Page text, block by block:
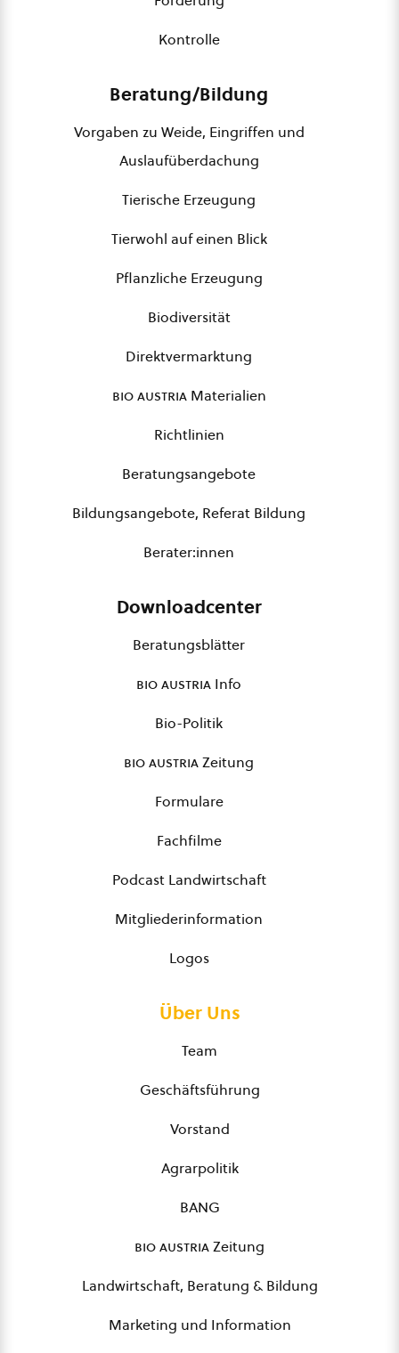
Kontrolle
Beratung/Bildung
Vorgaben zu Weide, Eingriffen und
Auslaufüberdachung
Tierische Erzeugung
Tierwohl auf einen Blick
Pflanzliche Erzeugung
Biodiversität
Direktvermarktung
bio austriaMaterialien
Richtlinien
Beratungsangebote
Bildungsangebote, Referat Bildung
Berater:innen
Downloadcenter
Beratungsblätter
bio austria Info
Bio-Politik
bio austriaZeitung
Formulare
Fachfilme
Podcast Landwirtschaft
Mitgliederinformation
Logos
Über Uns
Team
Geschäftsführung
Vorstand
Agrarpolitik
BANG
bio austriaZeitung
Landwirtschaft, Beratung & Bildung
Marketing und Information